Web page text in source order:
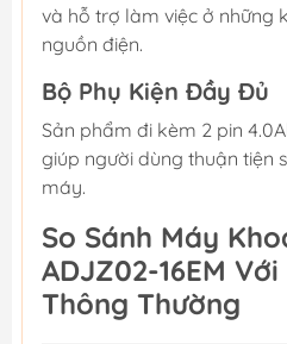
và hỗ trợ làm việc ở những
nguồn điện.
Bộ Phụ Kiện Đầy Đủ
Sản phẩm đi kèm 2 pin
giúp người dùng thuận tiện
máy.
So Sánh Máy
ADJZ02-16EM
Thông Thường